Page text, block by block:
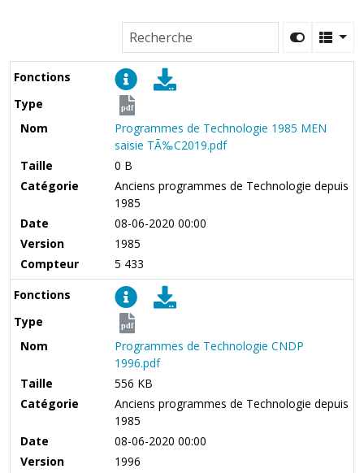
Fonctions
Type
pdf
Nom
Programmes de Technologie 1985 MEN
saisie TÃ‰C2019.pdf
Taille
0 B
Catégorie
Anciens programmes de Technologie depuis
1985
Date
08-06-2020 00:00
Version
1985
Compteur
5 433
Fonctions
Type
pdf
Nom
Programmes de Technologie CNDP
1996.pdf
Taille
556 KB
Catégorie
Anciens programmes de Technologie depuis
1985
Date
08-06-2020 00:00
Version
1996